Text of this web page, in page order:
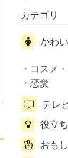
カテゴリ
かわ
コスメ
恋愛
テレ
役立
おも